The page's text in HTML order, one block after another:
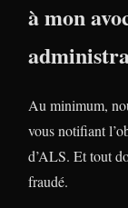
à mon
Au minimum,
vous notifiant
d’ALS. Et tout
fraudé.